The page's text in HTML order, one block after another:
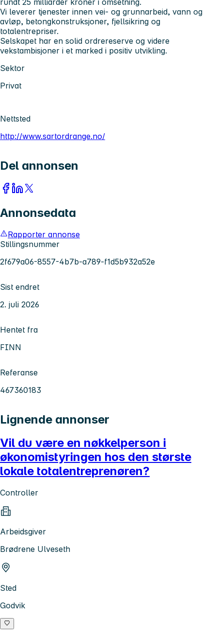
rundt 25 milliarder kroner i omsetning.
Vi leverer tjenester innen vei- og grunnarbeid, vann og
avløp, betongkonstruksjoner, fjellsikring og
totalentrepriser.
Selskapet har en solid ordrereserve og videre
vekstambisjoner i et marked i positiv utvikling.
Sektor
Privat
Nettsted
http://www.sartordrange.no/
Del annonsen
Annonsedata
Rapporter annonse
Stillingsnummer
2f679a06-8557-4b7b-a789-f1d5b932a52e
Sist endret
2. juli 2026
Hentet fra
FINN
Referanse
467360183
Lignende annonser
Vil du være en nøkkelperson i
økonomistyringen hos den største
lokale totalentreprenøren?
Controller
Arbeidsgiver
Brødrene Ulveseth
Sted
Godvik